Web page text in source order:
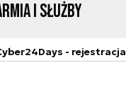
i Służby
- rejestracja